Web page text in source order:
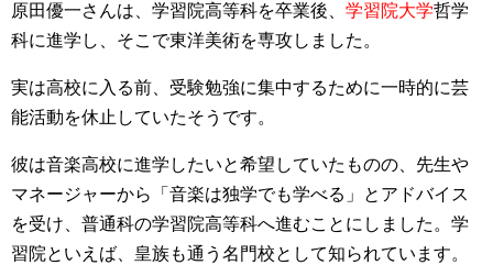
原田優一さんは、 学習院高等科を卒業後、 学習院大学哲学
科に進学し、そこで東洋美術を専攻しました。
実は高校に入る前、受験勉強に集中するために一時的に芸
能活動を休止していたそうです。
彼は音楽高校に進学したいと希望していたものの、先生や
マネージャーから「音楽は独学でも学べる」とアドバイス
を受け、普通科の学習院高等科へ進むことにしました。学
習院といえば、皇族も通う名門校として知られています。